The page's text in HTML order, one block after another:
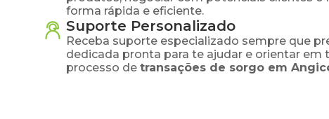
forma rápida e eficiente.
Suporte Personalizado
Receba suporte especializado sempre que
dedicada pronta para te ajudar e orientar em
processo de transações de sorgo em